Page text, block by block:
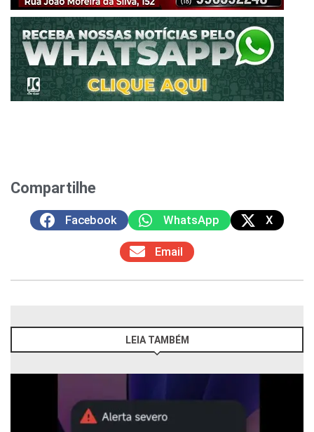
Compartilhe
Facebook WhatsApp X
Email
LEIA TAMBÉM